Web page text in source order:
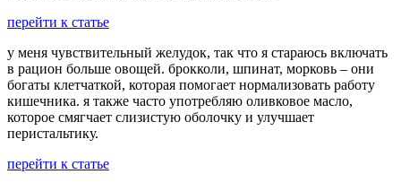
перейти к статье
у меня чувствительный желудок, так что я стараюсь включать
в рацион больше овощей. брокколи, шпинат, морковь – они
богаты клетчаткой, которая помогает нормализовать работу
кишечника. я также часто употребляю оливковое масло,
которое смягчает слизистую оболочку и улучшает
перистальтику.
перейти к статье